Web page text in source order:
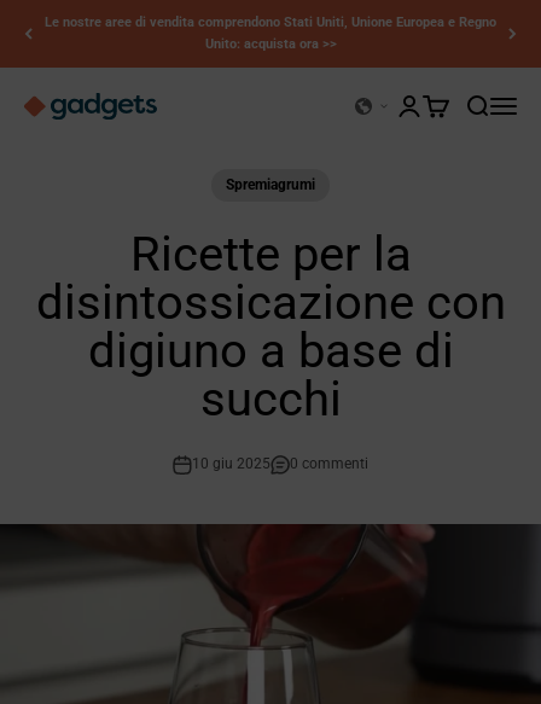
Le nostre aree di vendita comprendono Stati Uniti, Unione Europea e Regno
Unito: acquista ora >>
Mostra il
Apri il
Kerry Gadgets Mostra account
Mostra il
Spremiagrumi
Ricette per la
disintossicazione con
digiuno a base di
succhi
10 giu 2025 0 commenti